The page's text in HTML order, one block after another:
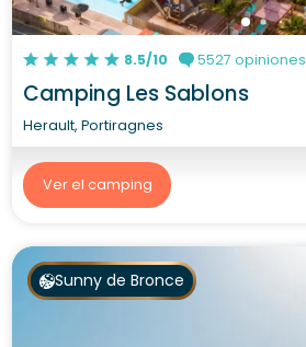
8.5/10 5527 opiniones
Camping Les Sablons
Herault, Portiragnes
Ver el camping
Sunny de Bronce